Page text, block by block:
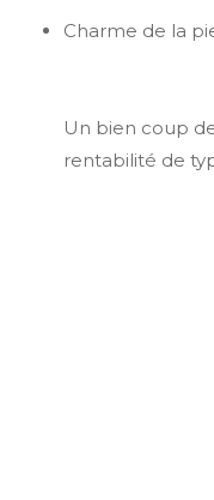
Charme de la
Un bien coup
rentabilité de